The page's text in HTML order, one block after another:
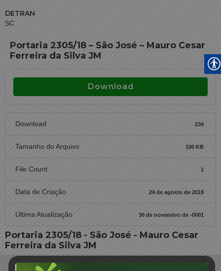
DETRAN
SC
Portaria 2305/18 – São José – Mauro Cesar
Ferreira da Silva JM
Download
Download 234
Tamanho do Arquivo 100 KB
File Count 1
Data de Criação 24 de agosto de 2018
Ultima Atualização 30 de novembro de -0001
Portaria 2305/18 - São José - Mauro Cesar
Ferreira da Silva JM